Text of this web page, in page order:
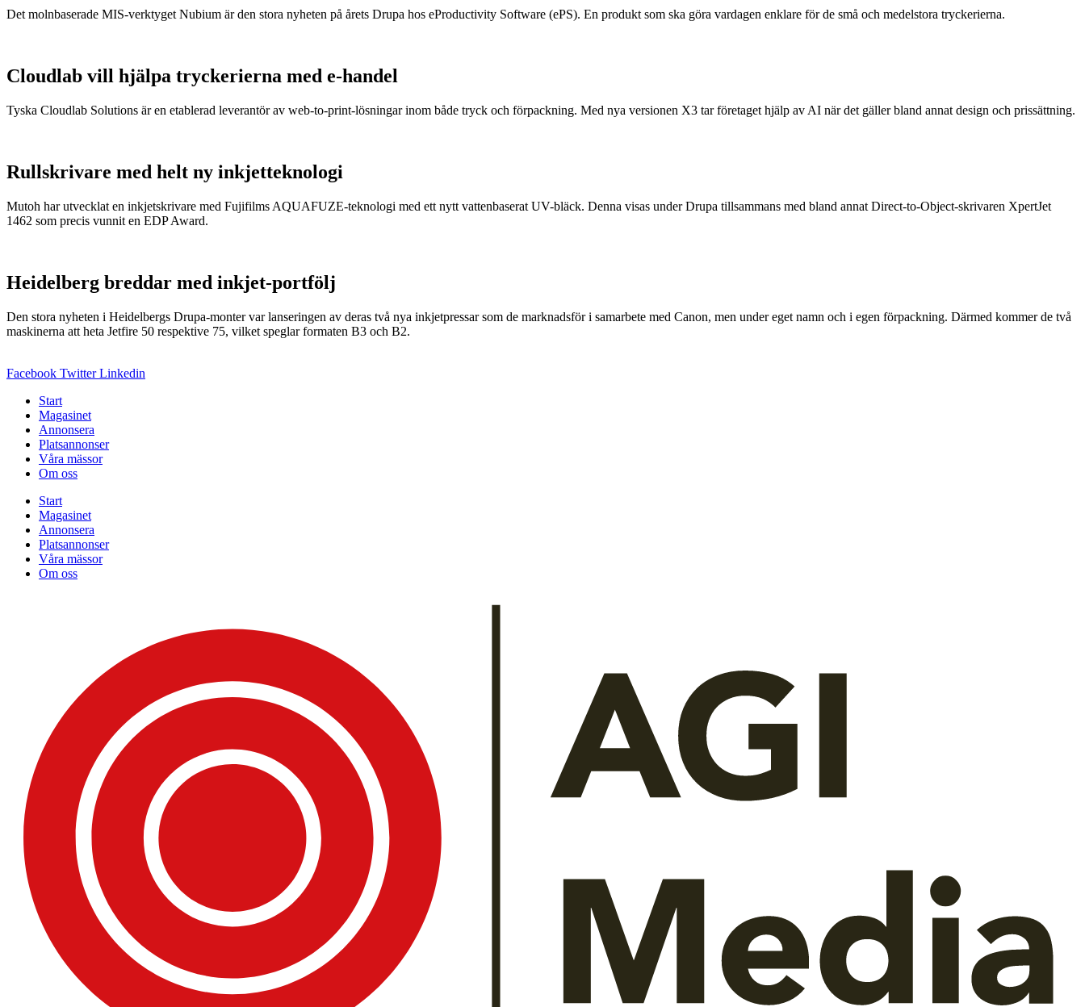
Det molnbaserade MIS-verktyget Nubium är den stora nyheten på årets Drupa hos eProductivity Software (ePS). En produkt som ska göra vardagen enklare för de små och medelstora tryckerierna.
Cloudlab vill hjälpa tryckerierna med e-handel
Tyska Cloudlab Solutions är en etablerad leverantör av web-to-print-lösningar inom både tryck och förpackning. Med nya versionen X3 tar företaget hjälp av AI när det gäller bland annat design och prissättning.
Rullskrivare med helt ny inkjetteknologi
Mutoh har utvecklat en inkjetskrivare med Fujifilms AQUAFUZE-teknologi med ett nytt vattenbaserat UV-bläck. Denna visas under Drupa tillsammans med bland annat Direct-to-Object-skrivaren XpertJet
1462 som precis vunnit en EDP Award.
Heidelberg breddar med inkjet-portfölj
Den stora nyheten i Heidelbergs Drupa-monter var lanseringen av deras två nya inkjetpressar som de marknadsför i samarbete med Canon, men under eget namn och i egen förpackning. Därmed kommer de två
maskinerna att heta Jetfire 50 respektive 75, vilket speglar formaten B3 och B2.
Facebook Twitter Linkedin
Start
Magasinet
Annonsera
Platsannonser
Våra mässor
Om oss
Start
Magasinet
Annonsera
Platsannonser
Våra mässor
Om oss